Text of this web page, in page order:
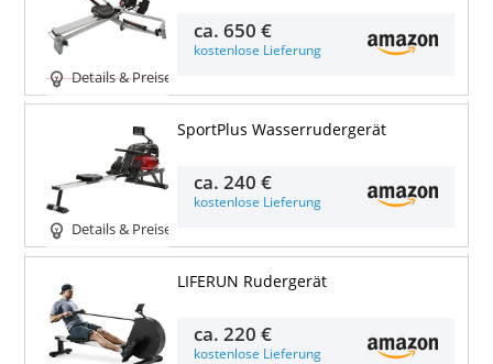
Details & Preise
ca.650 €
kostenlose Lieferung
Details & Preise
SportPlus Wasserrudergerät
ca.240 €
kostenlose Lieferung
LIFERUN Rudergerät
ca.220 €
kostenlose Lieferung